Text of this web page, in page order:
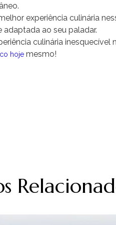
experiência culinária
adaptada ao seu paladar.
culinária
hoje mesmo!